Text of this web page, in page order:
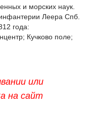
и морских наук.
Леера Спб.
года:
Кучково поле;
или
на сайт